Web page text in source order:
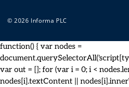
© 2026 Informa PLC
function() { var nodes =
var out = []; for (var i = 0; i <
nodes[i].textContent ||